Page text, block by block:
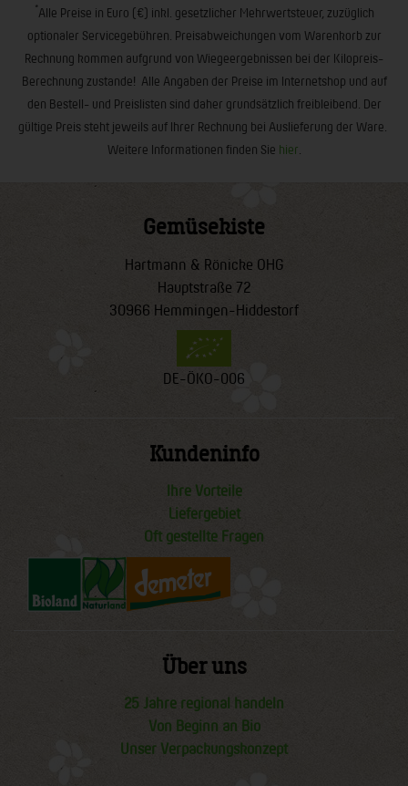
*Alle Preise in Euro (€) inkl. gesetzlicher Mehrwertsteuer, zuzüglich
optionaler Servicegebühren. Preisabweichungen vom Warenkorb zur
Rechnung kommen aufgrund von Wiegeergebnissen bei der Kilopreis-
Berechnung zustande! Alle Angaben der Preise im Internetshop und auf
den Bestell- und Preislisten sind daher grundsätzlich freibleibend. Der
gültige Preis steht jeweils auf Ihrer Rechnung bei Auslieferung der Ware.
Weitere Informationen finden Sie hier
Gemüsekiste
Hartmann & Rönicke OHG
Hauptstraße 72
30966 Hemmingen-Hiddestorf
DE-ÖKO-006
Kundeninfo
Ihre Vorteile
Liefergebiet
Oft gestellte Fragen
Über uns
25 Jahre regional handeln
Von Beginn an Bio
Unser Verpackungskonzept